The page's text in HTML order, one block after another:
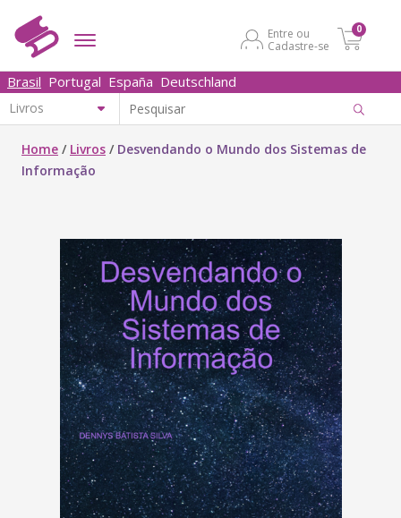
Entre ou
Cadastre-se
0
Brasil Portugal España Deutschland
Home / Livros / Desvendando o Mundo dos Sistemas de
Informação